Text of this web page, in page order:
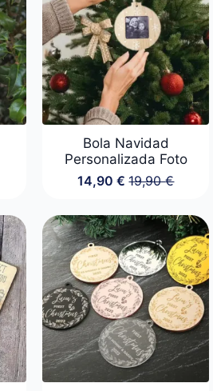
Bola Navidad
Personalizada Foto
19,90€
El
original
era:
19,90 €.
14,90 € El
actual
es:
14,90 €.